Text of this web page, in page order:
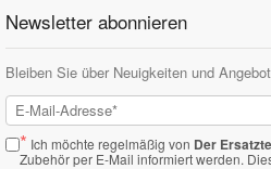
Newsletter abonnieren
Bleiben Sie über Neuigkeiten und
* Ich möchte regelmäßig von Der
Zubehör per E-Mail informiert werden.